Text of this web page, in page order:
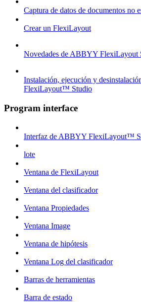
Captura de datos de documentos no
Crear un FlexiLayout
Novedades de ABBYY FlexiLayout
Instalación, ejecución y
FlexiLayout™ Studio
Program interface
Interfaz de ABBYY FlexiLayout™
lote
Ventana de FlexiLayout
Ventana del clasificador
Ventana Propiedades
Ventana Image
Ventana de hipótesis
Ventana Log del clasificador
Barras de herramientas
Barra de estado